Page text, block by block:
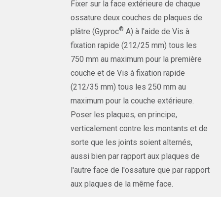
Fixer sur la face extérieure de chaque
ossature deux couches de plaques de
plâtre (Gyproc® A) à l'aide de Vis à
fixation rapide (212/25 mm) tous les
750 mm au maximum pour la première
couche et de Vis à fixation rapide
(212/35 mm) tous les 250 mm au
maximum pour la couche extérieure.
Poser les plaques, en principe,
verticalement contre les montants et de
sorte que les joints soient alternés,
aussi bien par rapport aux plaques de
l'autre face de l'ossature que par rapport
aux plaques de la même face.